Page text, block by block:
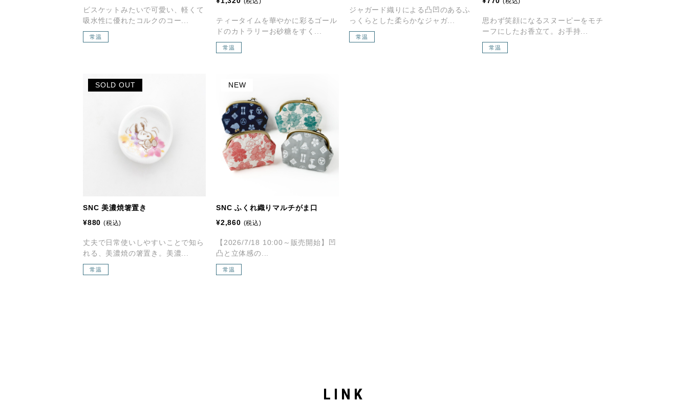
ビスケットみたいで可愛い、軽くて
吸水性に優れたコルクのコー...
常温
ティータイムを華やかに彩るゴール
ドのカトラリーお砂糖をすく...
常温
ジャガード織りによる凸凹のあるふ
っくらとした柔らかなジャガ...
常温
思わず笑顔になるスヌーピーをモチ
ーフにしたお香立て。お手持...
常温
SOLD OUT
SNC 美濃焼箸置き
¥880 (税込)
丈夫で日常使いしやすいことで知ら
れる、美濃焼の箸置き。美濃...
常温
NEW
SNC ふくれ織りマルチがま口
¥2,860 (税込)
【2026/7/18 10:00～販売開始】凹
凸と立体感の...
常温
LINK